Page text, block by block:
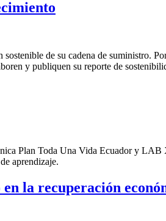
de su cadena de suministro.
y publiquen su reporte de
Plan Toda Una Vida Ecuador y
aprendizaje.
la recuperación